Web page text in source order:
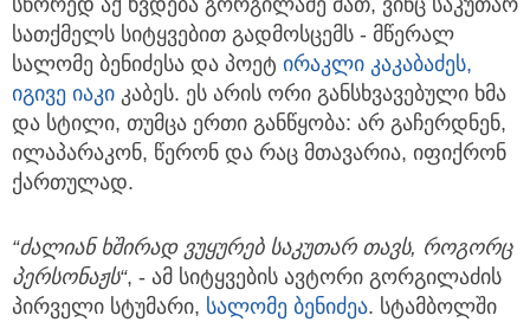
სათქმელს სიტყვებით გადმოსცემს - მწერალ
სალომე ბენიძესა და პოეტ ირაკლი კაკაბაძეს,
იგივე იაკი კაბეს. ეს არის ორი განსხვავებული ხმა
და სტილი, თუმცა ერთი განწყობა: არ გაჩერდნენ,
ილაპარაკონ, წერონ და რაც მთავარია, იფიქრონ
ქართულად.
“ძალიან ხშირად ვუყურებ საკუთარ თავს, როგორც
პერსონაჟს“, - ამ სიტყვების ავტორი გორგილაძის
პირველი სტუმარი, სალომე ბენიძეა. სტამბოლში